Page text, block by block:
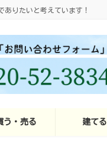
りたいと考えています！
う・売る 建てる